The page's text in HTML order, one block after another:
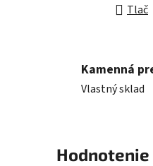
Tlač
Kamenná
Vlastný sklad
Hodnotenie